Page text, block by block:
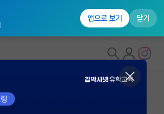
앱으로 보기 닫기